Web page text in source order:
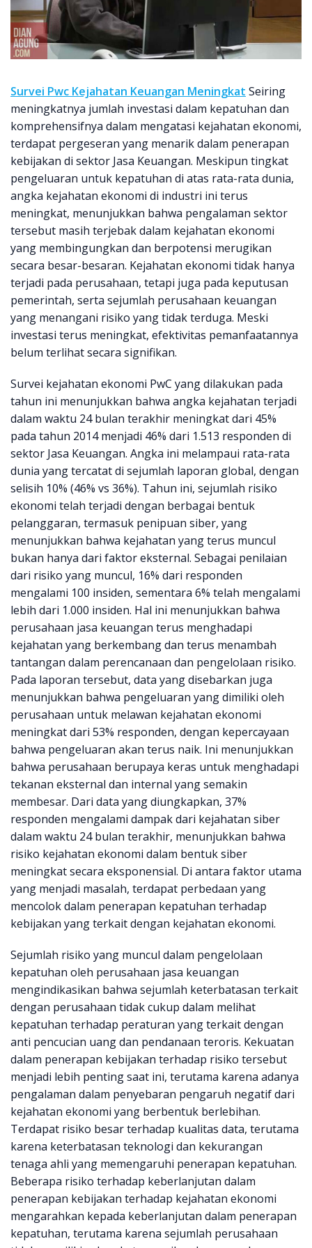
Survei Pwc Kejahatan Keuangan Meningkat Seiring
meningkatnya jumlah investasi dalam kepatuhan dan
komprehensifnya dalam mengatasi kejahatan ekonomi,
terdapat pergeseran yang menarik dalam penerapan
kebijakan di sektor Jasa Keuangan. Meskipun tingkat
pengeluaran untuk kepatuhan di atas rata-rata dunia,
angka kejahatan ekonomi di industri ini terus
meningkat, menunjukkan bahwa pengalaman sektor
tersebut masih terjebak dalam kejahatan ekonomi
yang membingungkan dan berpotensi merugikan
secara besar-besaran. Kejahatan ekonomi tidak hanya
terjadi pada perusahaan, tetapi juga pada keputusan
pemerintah, serta sejumlah perusahaan keuangan
yang menangani risiko yang tidak terduga. Meski
investasi terus meningkat, efektivitas pemanfaatannya
belum terlihat secara signifikan.
Survei kejahatan ekonomi PwC yang dilakukan pada
tahun ini menunjukkan bahwa angka kejahatan terjadi
dalam waktu 24 bulan terakhir meningkat dari 45%
pada tahun 2014 menjadi 46% dari 1.513 responden di
sektor Jasa Keuangan. Angka ini melampaui rata-rata
dunia yang tercatat di sejumlah laporan global, dengan
selisih 10% (46% vs 36%). Tahun ini, sejumlah risiko
ekonomi telah terjadi dengan berbagai bentuk
pelanggaran, termasuk penipuan siber, yang
menunjukkan bahwa kejahatan yang terus muncul
bukan hanya dari faktor eksternal. Sebagai penilaian
dari risiko yang muncul, 16% dari responden
mengalami 100 insiden, sementara 6% telah mengalami
lebih dari 1.000 insiden. Hal ini menunjukkan bahwa
perusahaan jasa keuangan terus menghadapi
kejahatan yang berkembang dan terus menambah
tantangan dalam perencanaan dan pengelolaan risiko.
Pada laporan tersebut, data yang disebarkan juga
menunjukkan bahwa pengeluaran yang dimiliki oleh
perusahaan untuk melawan kejahatan ekonomi
meningkat dari 53% responden, dengan kepercayaan
bahwa pengeluaran akan terus naik. Ini menunjukkan
bahwa perusahaan berupaya keras untuk menghadapi
tekanan eksternal dan internal yang semakin
membesar. Dari data yang diungkapkan, 37%
responden mengalami dampak dari kejahatan siber
dalam waktu 24 bulan terakhir, menunjukkan bahwa
risiko kejahatan ekonomi dalam bentuk siber
meningkat secara eksponensial. Di antara faktor utama
yang menjadi masalah, terdapat perbedaan yang
mencolok dalam penerapan kepatuhan terhadap
kebijakan yang terkait dengan kejahatan ekonomi.
Sejumlah risiko yang muncul dalam pengelolaan
kepatuhan oleh perusahaan jasa keuangan
mengindikasikan bahwa sejumlah keterbatasan terkait
dengan perusahaan tidak cukup dalam melihat
kepatuhan terhadap peraturan yang terkait dengan
anti pencucian uang dan pendanaan teroris. Kekuatan
dalam penerapan kebijakan terhadap risiko tersebut
menjadi lebih penting saat ini, terutama karena adanya
pengalaman dalam penyebaran pengaruh negatif dari
kejahatan ekonomi yang berbentuk berlebihan.
Terdapat risiko besar terhadap kualitas data, terutama
karena keterbatasan teknologi dan kekurangan
tenaga ahli yang memengaruhi penerapan kepatuhan.
Beberapa risiko terhadap keberlanjutan dalam
penerapan kebijakan terhadap kejahatan ekonomi
mengarahkan kepada keberlanjutan dalam penerapan
kepatuhan, terutama karena sejumlah perusahaan